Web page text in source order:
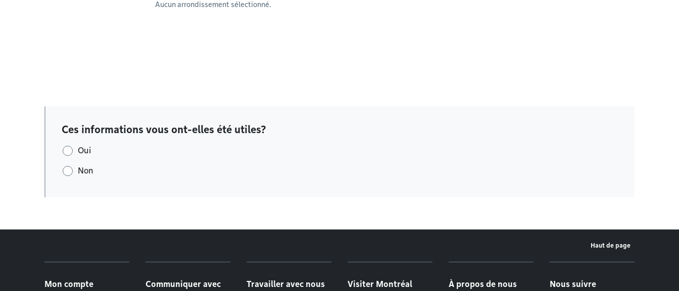
Aucun arrondissement sélectionné.
Ces informations vous ont-elles été utiles?
Oui
Non
Haut de page
Mon compte
Communiquer avec
Travailler avec nous Visiter Montréal À propos de nous Nous suivre